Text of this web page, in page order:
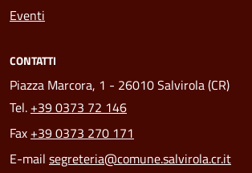
Eventi
CONTATTI
Piazza Marcora, 1 - 26010 Salvirola (CR)
Tel. +39 0373 72 146
Fax +39 0373 270 171
E-mail segreteria@comune.salvirola.cr.it